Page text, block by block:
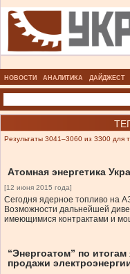
НОВОСТИ АНАЛИТИКА ДАЙДЖЕСТ
Результаты 3041–3060 из 3300 для
Атомная энергетика
[12 июня 2015 года]
Сегодня ядерное топливо на
Возможности дальнейшей
имеющимися контрактами и
“Энергоатом” по
продажи